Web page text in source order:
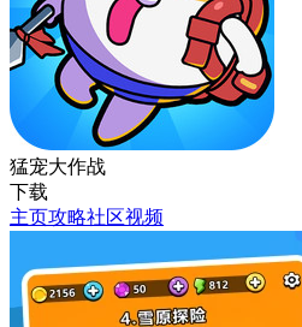
猛宠大作战
下载
主页攻略社区视频